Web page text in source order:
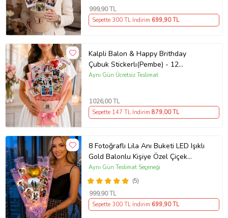
999,90 TL
Sepette 300 TL İndirim 699,90 TL
Kalpli Balon & Happy Brithday
Çubuk Stickerlı(Pembe) - 12
Fotoğraflı Şık Anı Buketi - Kişiye
Arkadaşa- Yeni Doğan Bebek
Hediyeleri Root&Hug
Aynı Gün Ücretsiz Teslimat
1026,00 TL
Sepette 147 TL İndirim 879,00 TL
8 Fotoğraflı Lila Anı Buketi LED Işıklı
Gold Balonlu Kişiye Özel Çiçek
Buketi - Arkadaşa, Kıza, Flörte,
Sevgiliye Hediye
(5)
Aynı Gün Teslimat Seçeneği
999,90 TL
Sepette 300 TL İndirim 699,90 TL